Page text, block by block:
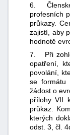
6. Členské
profesních
průkazy.
zajistí, aby
hodnotě
7. Při
opatření,
povolání,
se formátu
žádost o
přílohy VII
průkaz.
kterých
odst. 3, čl.